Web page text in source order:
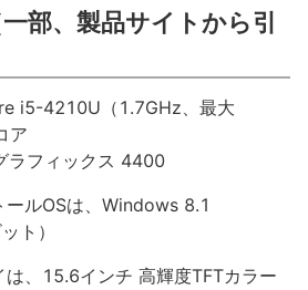
部、製品サイトから引
i5-4210U（1.7GHz、最大
ア
ラフィックス 4400
ールOSは、Windows 8.1
ト）
は、15.6インチ 高輝度TFTカラー